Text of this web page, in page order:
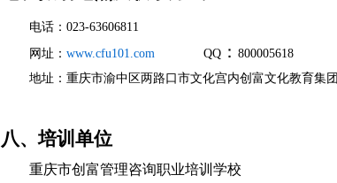
电话：023-63606811
网址： www.cfu101.com QQ： 800005618
地址：重庆市渝中区两路口市文化宫内创富文化教育集团
八、培训单位
重庆市创富管理咨询职业培训学校